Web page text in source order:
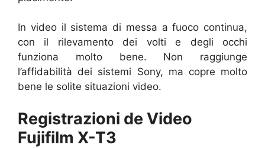
In video il sistema di messa a fuoco continua,
con il rilevamento dei volti e degli occhi
funziona molto bene. Non raggiunge
l’affidabilità dei sistemi Sony, ma copre molto
bene le solite situazioni video.
Registrazioni de Video
Fujifilm X-T3